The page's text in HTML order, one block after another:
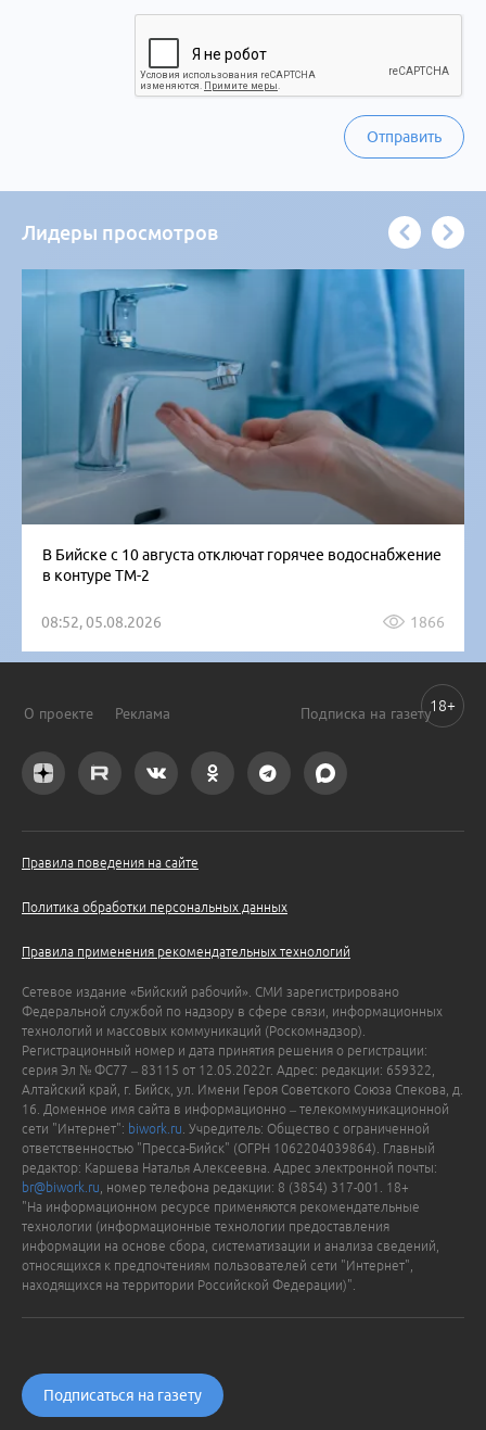
Отправить
Лидеры просмотров
В Бийске с 10 августа отключат горячее водоснабжение
в контуре ТМ-2
08:52, 05.08.2026 1866
О проекте Реклама Подписка на газету
Правила поведения на сайте
Политика обработки персональных данных
Правила применения рекомендательных технологий
Сетевое издание «Бийский рабочий». СМИ зарегистрировано
Федеральной службой по надзору в сфере связи, информационных
технологий и массовых коммуникаций (Роскомнадзор).
Регистрационный номер и дата принятия решения о регистрации:
серия Эл № ФС77 – 83115 от 12.05.2022г. Адрес: редакции: 659322,
Алтайский край, г. Бийск, ул. Имени Героя Советского Союза Спекова, д.
16. Доменное имя сайта в информационно – телекоммуникационной
сети "Интернет": biwork.ru . Учредитель: Общество с ограниченной
ответственностью "Пресса-Бийск" (ОГРН 1062204039864). Главный
редактор: Каршева Наталья Алексеевна. Адрес электронной почты:
br@biwork.ru , номер телефона редакции: 8 (3854) 317-001. 18+
"На информационном ресурсе применяются рекомендательные
технологии (информационные технологии предоставления
информации на основе сбора, систематизации и анализа сведений,
относящихся к предпочтениям пользователей сети "Интернет",
находящихся на территории Российской Федерации)".
Подписаться на газету
18+